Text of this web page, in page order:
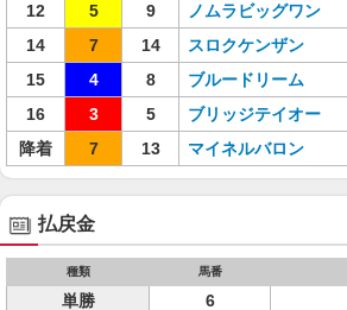
12
5 9 ノムラビッグワン
14
7 14 スロクケンザン
15
4 8 ブルードリーム
16
3 5 ブリッジテイオー
降着
7 13 マイネルバロン
払戻金
種類 馬番
単勝 6